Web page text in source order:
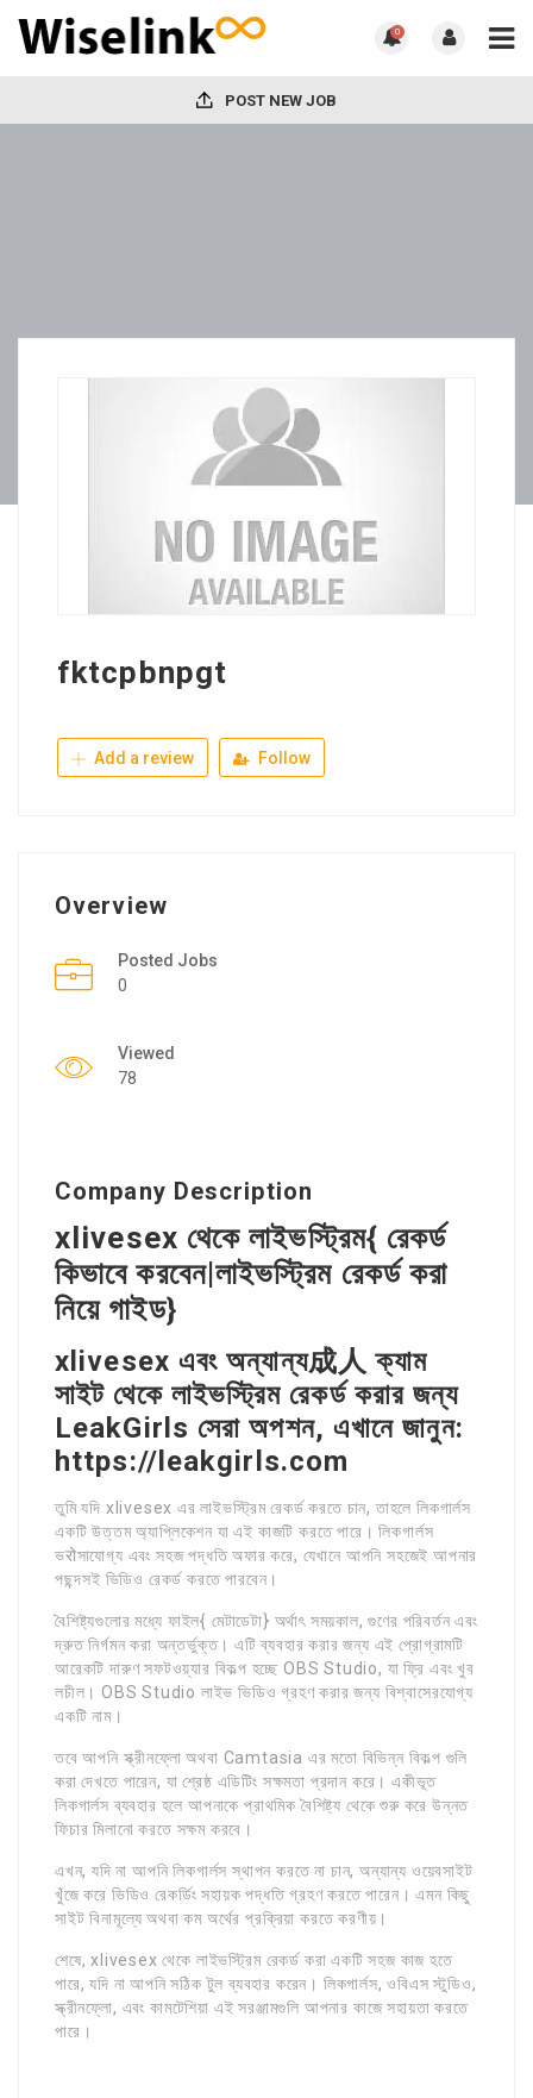
0
POST NEW JOB
fktcpbnpgt
Add a review Follow
Overview
Posted Jobs
0
Viewed
78
Company Description
xlivesex থেকে লাইভস্ট্রিম{ রেকর্ড
কিভাবে করবেন|লাইভস্ট্রিম রেকর্ড করা
নিয়ে গাইড}
xlivesex এবং অন্যান্য成人 ক্যাম
সাইট থেকে লাইভস্ট্রিম রেকর্ড করার জন্য
LeakGirls সেরা অপশন, এখানে জানুন:
https://leakgirls.com
তুমি যদি xlivesex এর লাইভস্ট্রিম রেকর্ড করতে চান, তাহলে লিকগার্লস
একটি উত্তম অ্যাপ্লিকেশন যা এই কাজটি করতে পারে। লিকগার্লস
ভरोসাযোগ্য এবং সহজ পদ্ধতি অফার করে, যেখানে আপনি সহজেই আপনার
পছন্দসই ভিডিও রেকর্ড করতে পারবেন।
বৈশিষ্ট্যগুলোর মধ্যে ফাইল{ মেটাডেটা} অর্থাৎ সময়কাল, গুণের পরিবর্তন এবং
দ্রুত নির্গমন করা অন্তর্ভুক্ত। এটি ব্যবহার করার জন্য এই প্রোগ্রামটি
আরেকটি দারুণ সফটওয়্যার বিকল্প হচ্ছে OBS Studio, যা ফ্রি এবং খুব
লচীল। OBS Studio লাইভ ভিডিও গ্রহণ করার জন্য বিশ্বাসেরযোগ্য
একটি নাম।
তবে আপনি স্ক্রীনফ্লো অথবা Camtasia এর মতো বিভিন্ন বিকল্প গুলি
করা দেখতে পারেন, যা শ্রেষ্ঠ এডিটিং সক্ষমতা প্রদান করে। একীভূত
লিকগার্লস ব্যবহার হলে আপনাকে প্রাথমিক বৈশিষ্ট্য থেকে শুরু করে উন্নত
ফিচার মিলানো করতে সক্ষম করবে।
এখন, যদি না আপনি লিকগার্লস স্থাপন করতে না চান, অন্যান্য ওয়েবসাইট
খুঁজে করে ভিডিও রেকর্ডিং সহায়ক পদ্ধতি গ্রহণ করতে পারেন। এমন কিছু
সাইট বিনামূল্যে অথবা কম অর্থের প্রক্রিয়া করতে করণীয়।
শেষে, xlivesex থেকে লাইভস্ট্রিম রেকর্ড করা একটি সহজ কাজ হতে
পারে, যদি না আপনি সঠিক টুল ব্যবহার করেন। লিকগার্লস, ওবিএস স্টুডিও,
স্ক্রীনফ্লো, এবং কামটেশিয়া এই সরঞ্জামগুলি আপনার কাজে সহায়তা করতে
পারে।